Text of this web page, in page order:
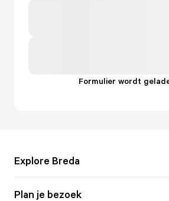
Formulier wordt
Explore Breda
Plan je bezoek